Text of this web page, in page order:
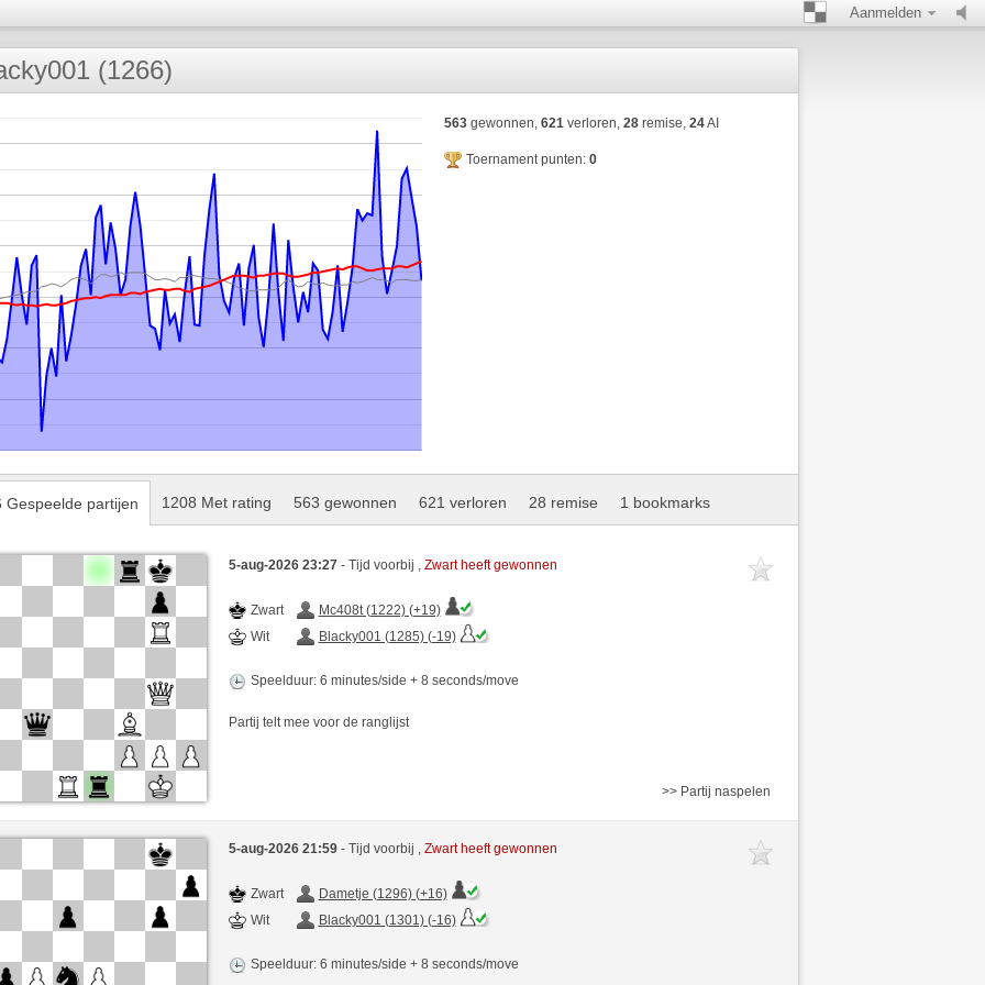
Aanmelden
(1266)
563gewonnen, 621verloren, 28remise, 24AI
Toernament punten: 0
Gespeelde partijen 1208 Met rating 563 gewonnen 621 verloren 28 remise 1 bookmarks
5-aug-2026 23:27 - Tijd voorbij , Zwart heeft gewonnen
Zwart
Mc408t (1222) (+19)
Wit
Blacky001 (1285) (-19)
Speelduur: 6 minutes/side + 8 seconds/move
Partij telt mee voor de ranglijst
>> Partij naspelen
5-aug-2026 21:59 - Tijd voorbij , Zwart heeft gewonnen
Zwart
Dametje (1296) (+16)
Wit
Blacky001 (1301) (-16)
Speelduur: 6 minutes/side + 8 seconds/move